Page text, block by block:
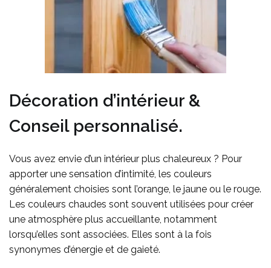
Décoration d’intérieur &
Conseil personnalisé.
Vous avez envie d’un intérieur plus chaleureux ? Pour
apporter une sensation d’intimité, les couleurs
généralement choisies sont l’orange, le jaune ou le rouge.
Les couleurs chaudes sont souvent utilisées pour créer
une atmosphère plus accueillante, notamment
lorsqu’elles sont associées. Elles sont à la fois
synonymes d’énergie et de gaieté.